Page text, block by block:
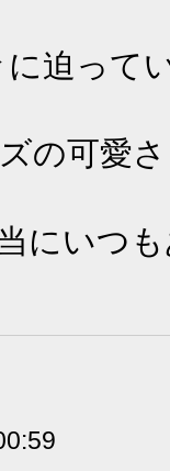
に迫って
の可愛
にいつ